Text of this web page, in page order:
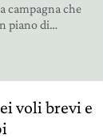
campagna che
piano di
voli brevi e